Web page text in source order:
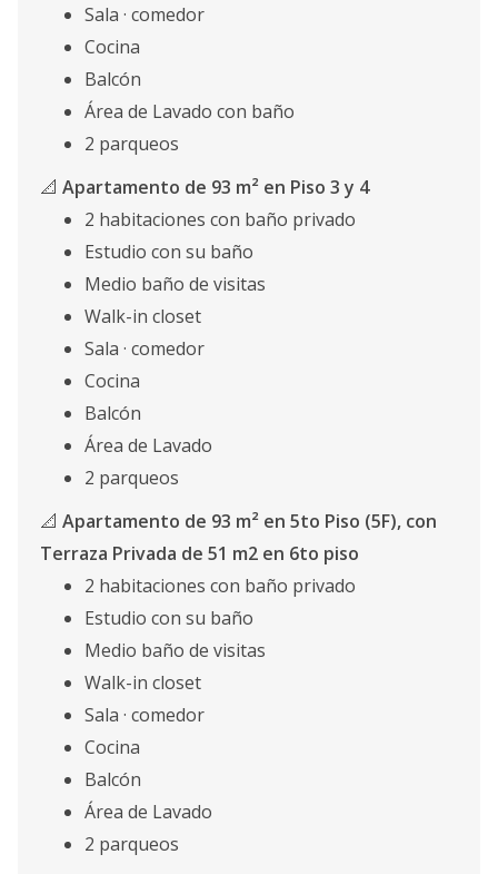
Sala · comedor
Cocina
Balcón
Área de Lavado con baño
2 parqueos
📐 Apartamento de 93 m² en Piso 3 y 4
2 habitaciones con baño privado
Estudio con su baño
Medio baño de visitas
Walk-in closet
Sala · comedor
Cocina
Balcón
Área de Lavado
2 parqueos
📐 Apartamento de 93 m² en 5to Piso (5F), con
Terraza Privada de 51 m2 en 6to piso
2 habitaciones con baño privado
Estudio con su baño
Medio baño de visitas
Walk-in closet
Sala · comedor
Cocina
Balcón
Área de Lavado
2 parqueos